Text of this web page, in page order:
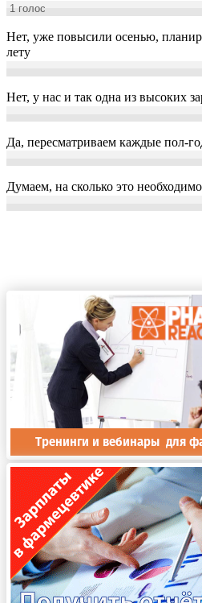
1 голос
Нет, уже повысили осенью,
лету
Нет, у нас и так одна из высоких
Да, пересматриваем каждые пол-
Думаем, на сколько это